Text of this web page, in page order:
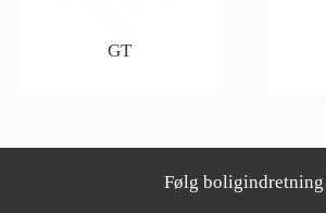
GT
Følg boligindretning